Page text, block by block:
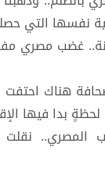
نفسها التي
غضب مصري
هناك احتفت
بدا فيها
المصري..